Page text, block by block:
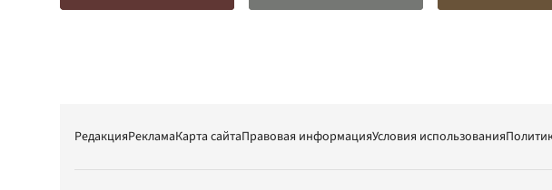
РедакцияРекламаКарта сайтаПравовая информацияУсловия использования